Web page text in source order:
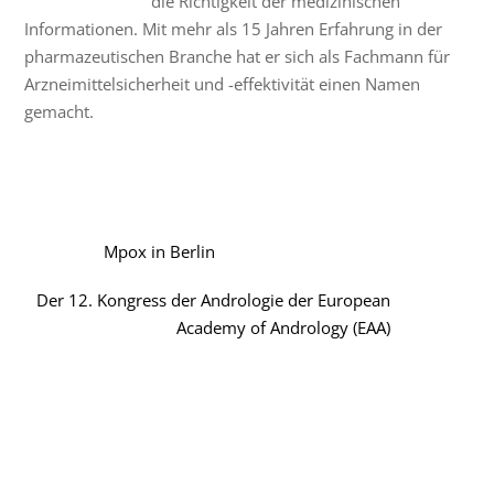
Informationen. Mit mehr als 15 Jahren Erfahrung in der
pharmazeutischen Branche hat er sich als Fachmann für
Arzneimittelsicherheit und -effektivität einen Namen
gemacht.
Mpox in Berlin
Der 12. Kongress der Andrologie der European
Academy of Andrology (EAA)